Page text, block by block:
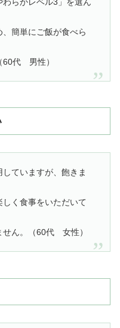
簡単にご飯が食べら
60代 男性）
ていますが、飽きま
しく食事をいただいて
せん。（60代 女性）